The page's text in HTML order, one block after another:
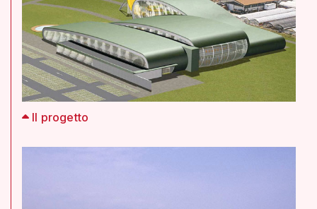
Il progetto